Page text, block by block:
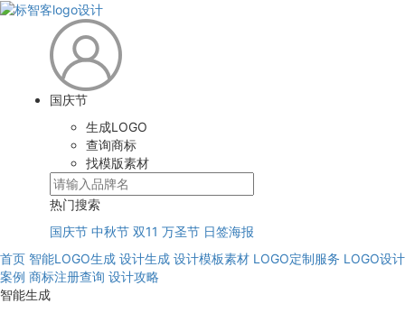
国庆节
生成LOGO
查询商标
找模版素材
热门搜索
国庆节 中秋节 双11 万圣节 日签海报
首页 智能LOGO生成 设计生成 设计模板素材 LOGO定制服务 LOGO设计
案例 商标注册查询 设计攻略
智能生成